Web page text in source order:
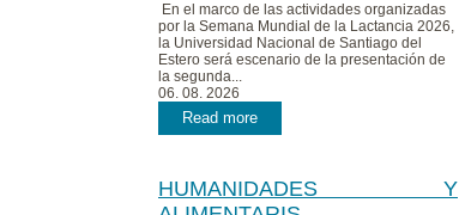
En el marco de las actividades organizadas
por la Semana Mundial de la Lactancia 2026,
la Universidad Nacional de Santiago del
Estero será escenario de la presentación de
la segunda...
06. 08. 2026
Read more
HUMANIDADES Y